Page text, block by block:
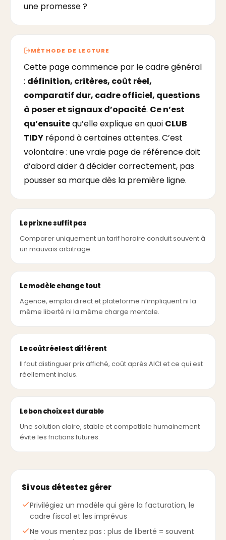
une promesse ?
MÉTHODE DE LECTURE
Cette page commence par le cadre général
: définition, critères, coût réel,
comparatif dur, cadre officiel, questions
à poser et signaux d’opacité. Ce n’est
qu’ensuitequ’elle explique en quoi CLUB
TIDY répond à certaines attentes. C’est
volontaire : une vraie page de référence doit
d’abord aider à décider correctement, pas
pousser sa marque dès la première ligne.
Le prix ne suffit pas
Comparer uniquement un tarif horaire conduit souvent à
un mauvais arbitrage.
Le modèle change tout
Agence, emploi direct et plateforme n’impliquent ni la
même liberté ni la même charge mentale.
Le coût réel est différent
Il faut distinguer prix affiché, coût après AICI et ce qui est
réellement inclus.
Le bon choix est durable
Une solution claire, stable et compatible humainement
évite les frictions futures.
Si vous détestez gérer
Privilégiez un modèle qui gère la facturation, le
cadre fiscal et les imprévus
Ne vous mentez pas : plus de liberté = souvent